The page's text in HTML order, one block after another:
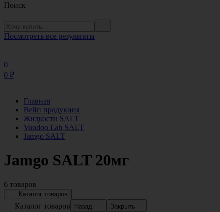
Поиск
Посмотреть все результаты
0
0 ₽
Главная
Вейп продукция
Жидкости SALT
Voodoo Lab SALT
Jamgo SALT
Jamgo SALT 20мг
6 товаров
Каталог товаров
Каталог товаров Назад Закрыть